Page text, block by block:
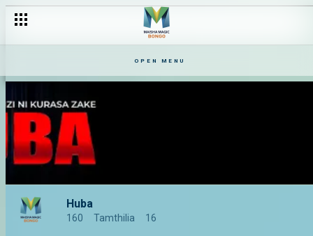
OPEN MENU
Huba
160 Tamthilia 16